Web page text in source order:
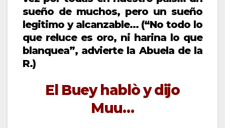
sueño de muchos, pero un sueño
legitimo y alcanzable… (“No todo lo
que reluce es oro, ni harina lo que
blanquea”, advierte la Abuela de la
R.)
El Buey hablò y dijo
Muu…